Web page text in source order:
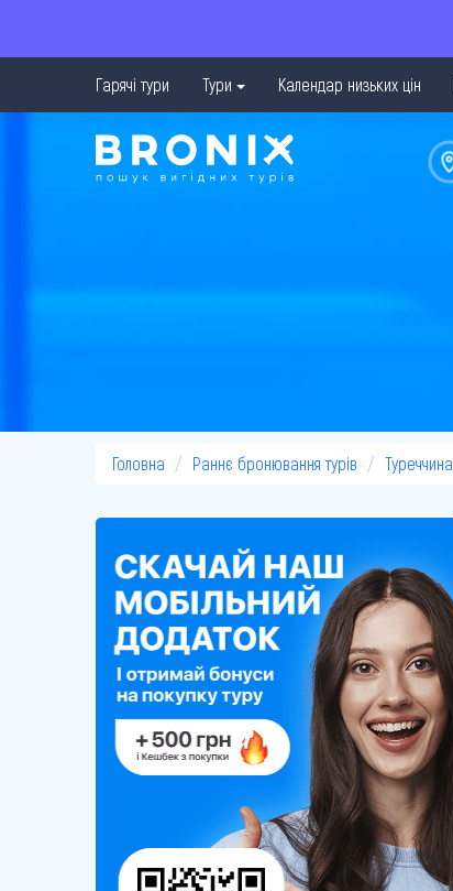
Гарячі тури Тури Календар низьких цін
Головна Раннє бронювання турів Туреччина